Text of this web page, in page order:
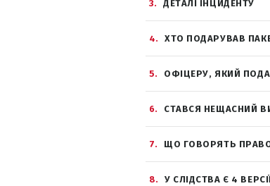
3 ДЕТАЛІ ІНЦИДЕНТУ
4 ХТО ПОДАРУВАВ
5 ОФІЦЕРУ, ЯКИЙ
6 СТАВСЯ НЕЩАСНИЙ
7 ЩО ГОВОРЯТЬ
8 У СЛІДСТВА Є 4